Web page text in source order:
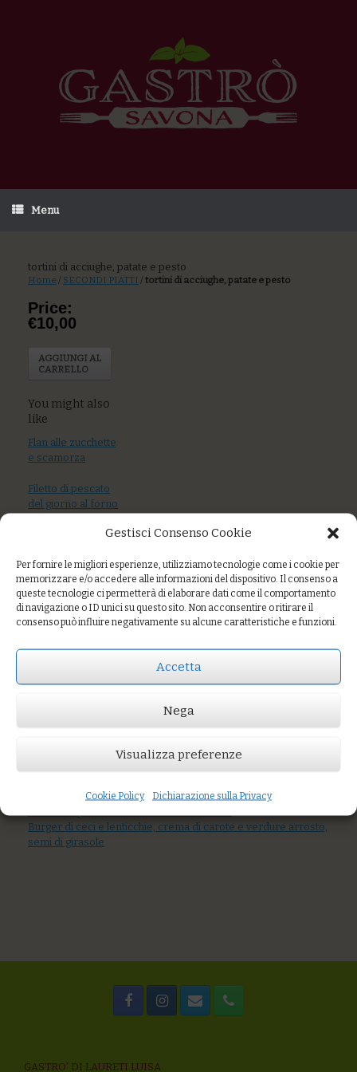
Gestisci Consenso Cookie
Per fornire le migliori esperienze, utilizziamo tecnologie come i cookie per
memorizzare e/o accedere alle informazioni del dispositivo. Il consenso a
queste tecnologie ci permetterà di elaborare dati come il comportamento
di navigazione o ID unici su questo sito. Non acconsentire o ritirare il
consenso può influire negativamente su alcune caratteristiche e funzioni.
Accetta
Nega
Visualizza preferenze
Cookie Policy Dichiarazione sulla Privacy
Menu
tortini di acciughe, patate e pesto
Home / SECONDI PIATTI /tortini di acciughe, patate e pesto
Prezzo:€10,00
burrata al coccio con spinaci spadellati
Burger di ceci e lenticchie, crema di carote e verdure arrosto,
semi di girasole
Price:
€10,00
AGGIUNGI AL
CARRELLO
You might also
like
Flan alle zucchette
e scamorza
Filetto di pescato
del giorno al forno
pane al farro:
Pesce serra,
sgombro,
moscardini,
gamberetti, cozze,
GASTRO’ DI LAURETI LUISA